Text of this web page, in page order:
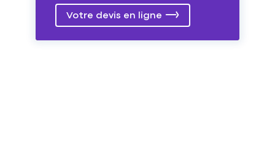
Votre devis en ligne